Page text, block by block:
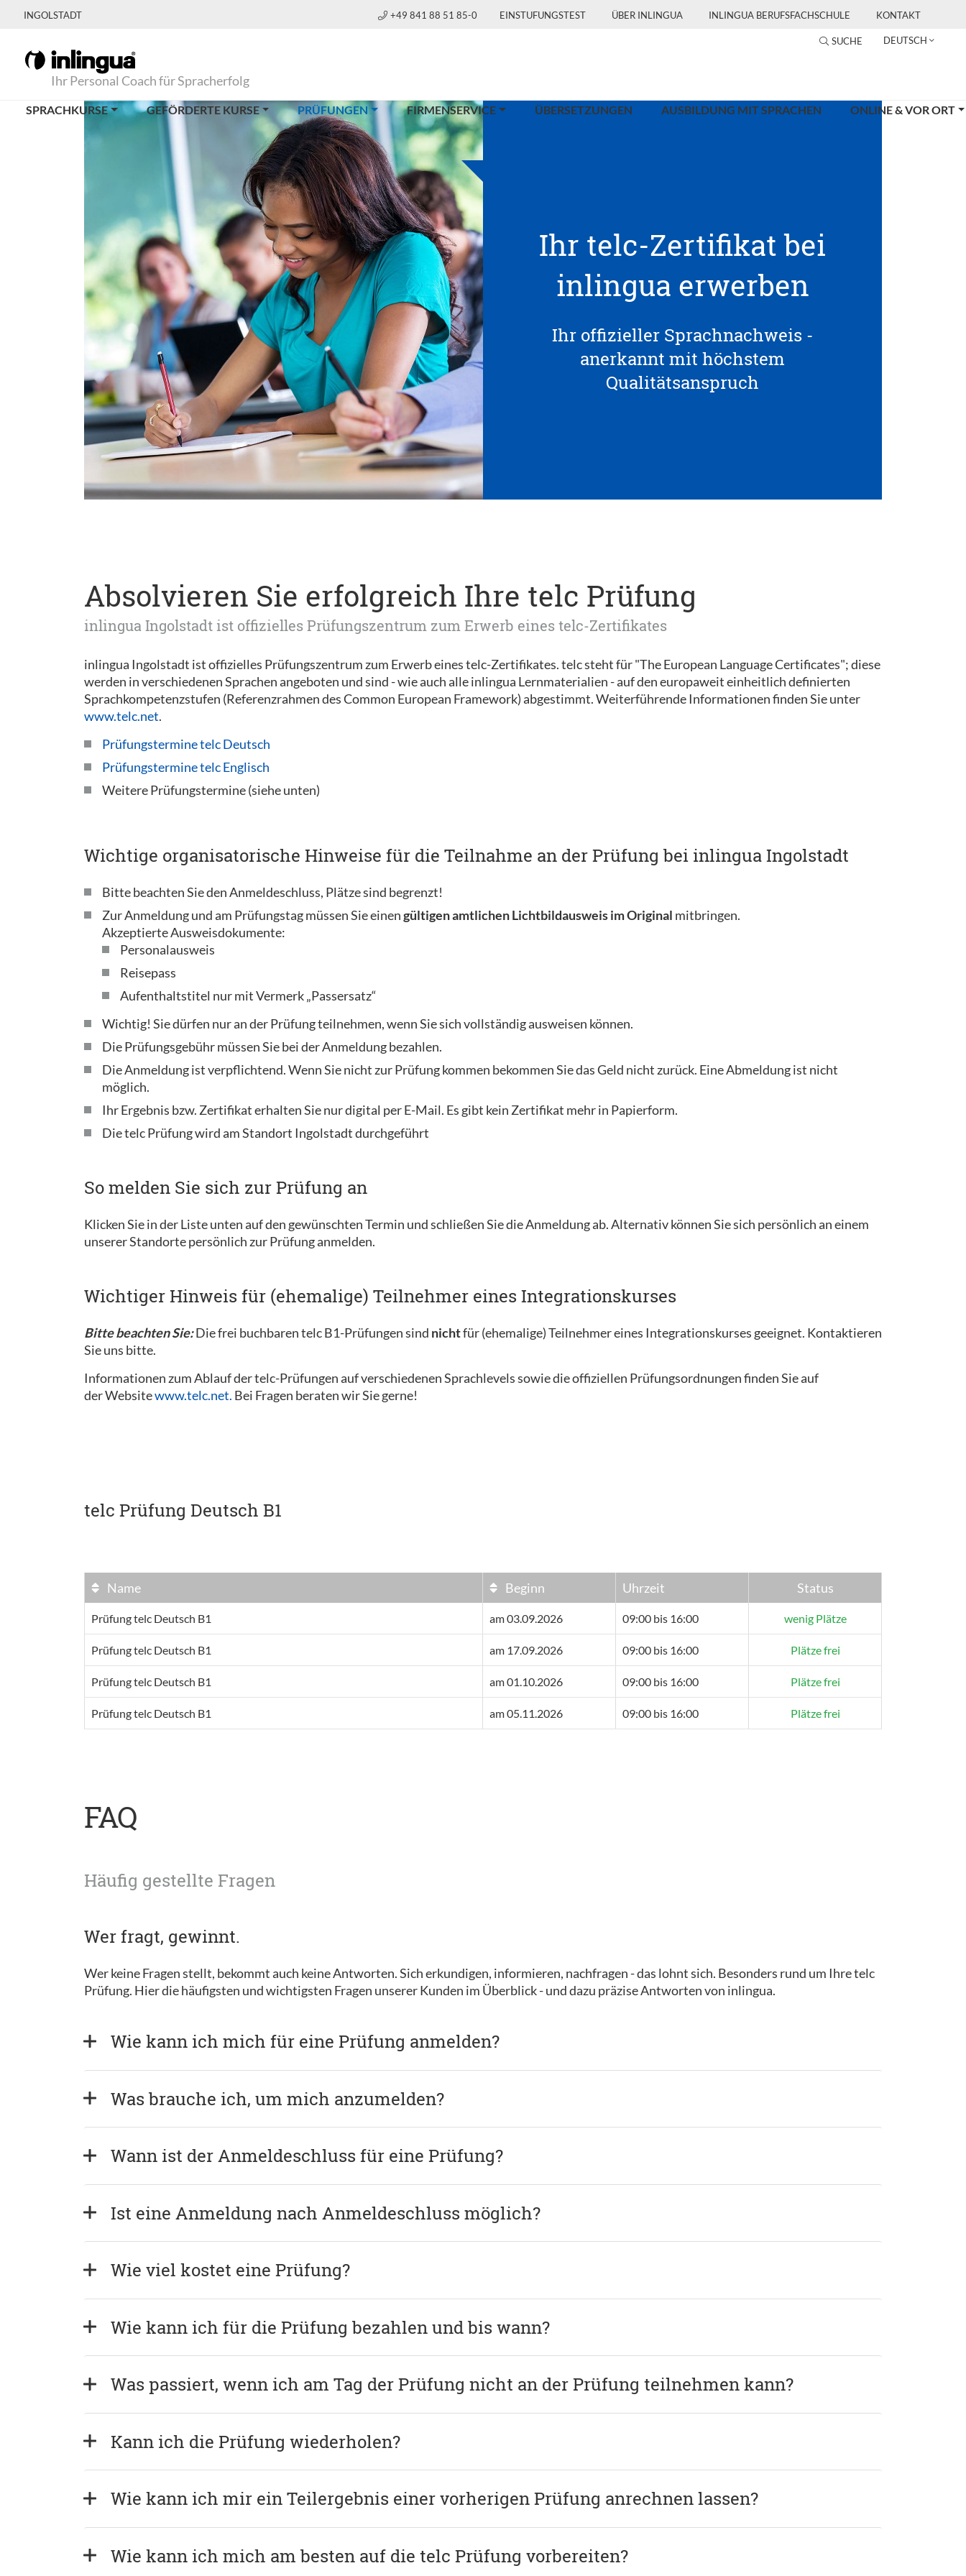
INGOLSTADT +49 841 88 51 85-0 EINSTUFUNGSTEST ÜBER INLINGUA INLINGUA BERUFSFACHSCHULE KONTAKT
SUCHE DEUTSCH
Ihr Personal Coach für Spracherfolg
SPRACHKURSE GEFÖRDERTE KURSE PRÜFUNGEN(CURRENT)FIRMENSERVICE ÜBERSETZUNGEN AUSBILDUNG MIT SPRACHEN ONLINE & VOR ORT
Ihr telc-Zertifikat bei
inlingua erwerben
Ihr offizieller Sprachnachweis -
anerkannt mit höchstem
Qualitätsanspruch
Absolvieren Sie erfolgreich Ihre telc Prüfung
inlingua Ingolstadt ist offizielles Prüfungszentrum zum Erwerb eines telc-Zertifikates
inlingua Ingolstadt ist offizielles Prüfungszentrum zum Erwerb eines telc-Zertifikates. telc steht für "The European Language Certificates"; diese
werden in verschiedenen Sprachen angeboten und sind - wie auch alle inlingua Lernmaterialien - auf den europaweit einheitlich definierten
Sprachkompetenzstufen (Referenzrahmen des Common European Framework) abgestimmt. Weiterführende Informationen finden Sie unter
www.telc.net.
Prüfungstermine telc Deutsch
Prüfungstermine telc Englisch
Weitere Prüfungstermine (siehe unten)
Wichtige organisatorische Hinweise für die Teilnahme an der Prüfung bei inlingua Ingolstadt
Bitte beachten Sie den Anmeldeschluss, Plätze sind begrenzt!
Zur Anmeldung und am Prüfungstag müssen Sie einengültigen amtlichen Lichtbildausweis im Original mitbringen.
Akzeptierte Ausweisdokumente:
Personalausweis
Reisepass
Aufenthaltstitel nur mit Vermerk „Passersatz“
Wichtig! Sie dürfen nur an der Prüfung teilnehmen, wenn Sie sich vollständig ausweisen können.
Die Prüfungsgebühr müssen Sie bei der Anmeldung bezahlen.
Die Anmeldung ist verpflichtend. Wenn Sie nicht zur Prüfung kommen bekommen Sie das Geld nicht zurück. Eine Abmeldung ist nicht
möglich.
Ihr Ergebnis bzw. Zertifikat erhalten Sie nur digital per E-Mail. Es gibt kein Zertifikat mehr in Papierform.
Die telc Prüfung wird am Standort Ingolstadt durchgeführt
So melden Sie sich zur Prüfung an
Klicken Sie in der Liste unten auf den gewünschten Termin und schließen Sie die Anmeldung ab. Alternativ können Sie sich persönlich an einem
unserer Standorte persönlich zur Prüfung anmelden.
Wichtiger Hinweis für (ehemalige) Teilnehmer eines Integrationskurses
Bitte beachten Sie:Die frei buchbaren telc B1-Prüfungen sind nichtfür (ehemalige) Teilnehmer eines Integrationskurses geeignet. Kontaktieren
Sie uns bitte.
Informationen zum Ablauf der telc-Prüfungen auf verschiedenen Sprachlevels sowie die offiziellen Prüfungsordnungen finden Sie auf
der Websitewww.telc.net. Bei Fragen beraten wir Sie gerne!
telc Prüfung Deutsch B1
Name Beginn Uhrzeit Status
Prüfung telc Deutsch B1 am 03.09.2026 09:00 bis 16:00 wenig Plätze
Prüfung telc Deutsch B1 am 17.09.2026 09:00 bis 16:00 Plätze frei
Prüfung telc Deutsch B1 am 01.10.2026 09:00 bis 16:00 Plätze frei
Prüfung telc Deutsch B1 am 05.11.2026 09:00 bis 16:00 Plätze frei
FAQ
Häufig gestellte Fragen
Wer fragt, gewinnt.
Wer keine Fragen stellt, bekommt auch keine Antworten. Sich erkundigen, informieren, nachfragen - das lohnt sich. Besonders rund um Ihre telc
Prüfung. Hier die häufigsten und wichtigsten Fragen unserer Kunden im Überblick - und dazu präzise Antworten von inlingua.
Wie kann ich mich für eine Prüfung anmelden?
Was brauche ich, um mich anzumelden?
Wann ist der Anmeldeschluss für eine Prüfung?
Ist eine Anmeldung nach Anmeldeschluss möglich?
Wie viel kostet eine Prüfung?
Wie kann ich für die Prüfung bezahlen und bis wann?
Was passiert, wenn ich am Tag der Prüfung nicht an der Prüfung teilnehmen kann?
Kann ich die Prüfung wiederholen?
Wie kann ich mir ein Teilergebnis einer vorherigen Prüfung anrechnen lassen?
Wie kann ich mich am besten auf die telc Prüfung vorbereiten?